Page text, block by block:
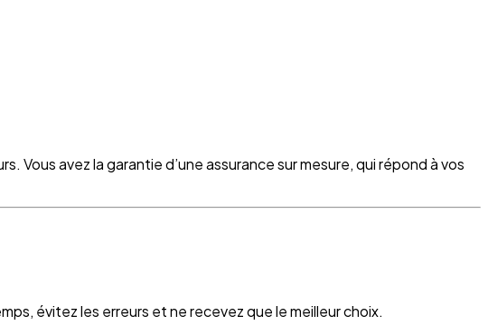
avez la garantie d’une assurance sur mesure, qui répond à vos
évitez les erreurs et ne recevez que le meilleur choix.